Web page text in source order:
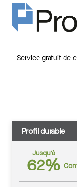
Service gratuit de
Profil durable
Jusqu’à
62%